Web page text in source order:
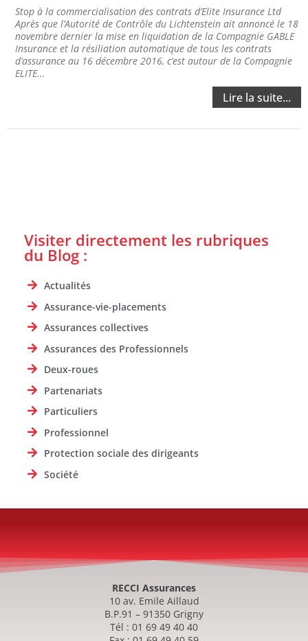
Stop à la commercialisation des contrats d’Elite Insurance Ltd
Après que l’Autorité de Contrôle du Lichtenstein ait annoncé le 18
novembre dernier la mise en liquidation de la Compagnie GABLE
Insurance et la résiliation automatique de tous les contrats
d’assurance au 16 décembre 2016, c’est autour de la Compagnie
ELITE...
Lire la suite...
Visiter directement les rubriques
du Blog :
Actualités
Assurance-vie-placements
Assurances collectives
Assurances des Professionnels
Deux-roues
Partenariats
Particuliers
Professionnel
Protection sociale des dirigeants
Société
RECCI Assurances
10 av. Emile Aillaud
B.P.91 – 91350 Grigny
Tél : 01 69 49 40 40